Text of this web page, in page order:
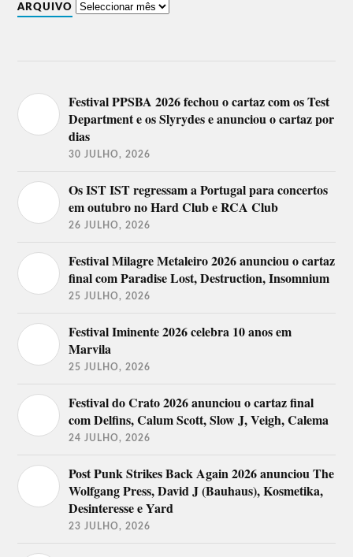
ARQUIVO
Festival PPSBA 2026 fechou o cartaz com os Test
Department e os Slyrydes e anunciou o cartaz por
dias
30 JULHO, 2026
Os IST IST regressam a Portugal para concertos
em outubro no Hard Club e RCA Club
26 JULHO, 2026
Festival Milagre Metaleiro 2026 anunciou o cartaz
final com Paradise Lost, Destruction, Insomnium
25 JULHO, 2026
Festival Iminente 2026 celebra 10 anos em
Marvila
25 JULHO, 2026
Festival do Crato 2026 anunciou o cartaz final
com Delfins, Calum Scott, Slow J, Veigh, Calema
24 JULHO, 2026
Post Punk Strikes Back Again 2026 anunciou The
Wolfgang Press, David J (Bauhaus), Kosmetika,
Desinteresse e Yard
23 JULHO, 2026